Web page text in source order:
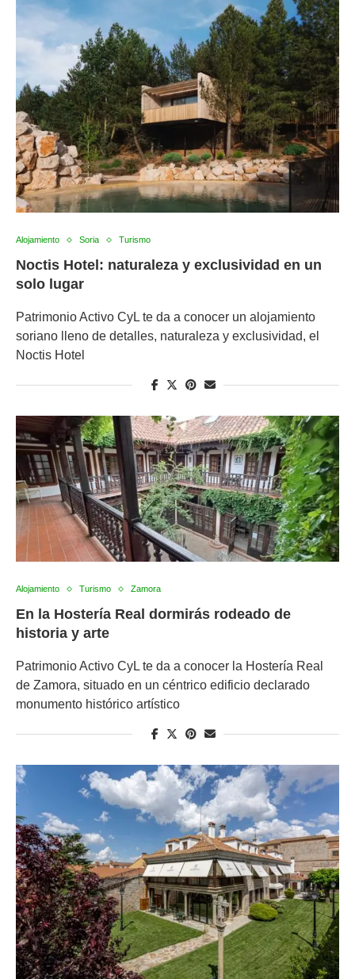
Alojamiento Soria Turismo
Noctis Hotel: naturaleza y exclusividad en un
solo lugar
Patrimonio Activo CyL te da a conocer un alojamiento
soriano lleno de detalles, naturaleza y exclusividad, el
Noctis Hotel
Alojamiento Turismo Zamora
En la Hostería Real dormirás rodeado de
historia y arte
Patrimonio Activo CyL te da a conocer la Hostería Real
de Zamora, situado en un céntrico edificio declarado
monumento histórico artístico